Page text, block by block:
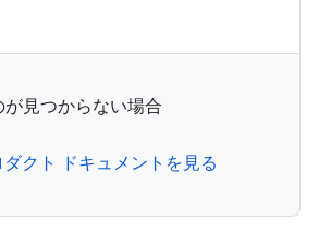
見つからない場合
クト ドキュメントを見る